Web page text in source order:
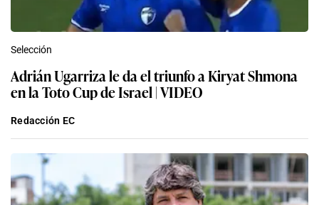
Selección
Adrián Ugarriza le da el triunfo a Kiryat Shmona
en la Toto Cup de Israel | VIDEO
Redacción EC